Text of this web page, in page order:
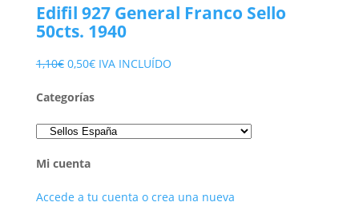
era:
0,20€.
es:
0,05€.
Edifil 927 General Franco Sello
50cts. 1940
1,10€ El
original
1,10€.
0,50€El
actual
0,50€.
IVA INCLUÍDO
Categorías
Mi cuenta
Accede a tu cuenta o crea una nueva